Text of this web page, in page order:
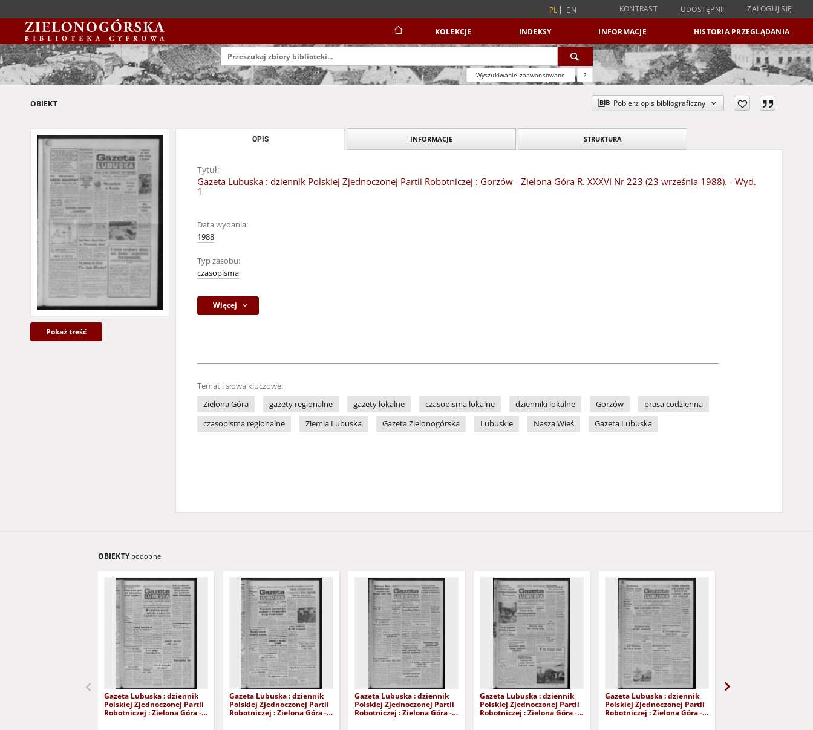
PL EN KONTRAST UDOSTĘPNIJ ZALOGUJ SIĘ
KOLEKCJE INDEKSY INFORMACJE HISTORIA PRZEGLĄDANIA
Wyszukiwanie zaawansowane ?
OBIEKT Pobierz opis bibliograficzny
Pokaż treść
OPIS INFORMACJE STRUKTURA
Tytuł:
Gazeta Lubuska : dziennik Polskiej Zjednoczonej Partii Robotniczej : Gorzów - Zielona Góra R. XXXVI Nr 223 (23 września 1988). - Wyd.
1
Data wydania:
1988
Typ zasobu:
czasopisma
Więcej
Temat i słowa kluczowe:
Zielona Góra
gazety regionalne gazety lokalne czasopisma lokalne dzienniki lokalne Gorzów
prasa codzienna
czasopisma regionalne
Ziemia Lubuska Gazeta Zielonogórska Lubuskie Nasza Wieś Gazeta Lubuska
OBIEKTY podobne
Gazeta Lubuska : dziennik
Polskiej Zjednoczonej Partii
Robotniczej : Zielona Góra -
Gazeta Lubuska : dziennik
Polskiej Zjednoczonej Partii
Robotniczej : Zielona Góra -
Gazeta Lubuska : dziennik
Polskiej Zjednoczonej Partii
Robotniczej : Zielona Góra -
Gazeta Lubuska : dziennik
Polskiej Zjednoczonej Partii
Robotniczej : Zielona Góra -
Gazeta Lubuska : dziennik
Polskiej Zjednoczonej Partii
Robotniczej : Zielona Góra -